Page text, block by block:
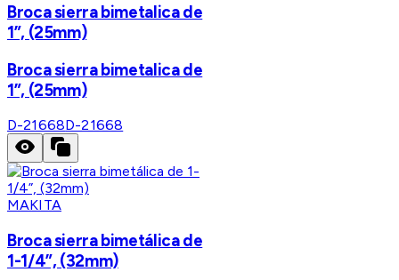
Broca sierra bimetalica de
1”, (25mm)
Broca sierra bimetalica de
1”, (25mm)
D-21668D-21668
MAKITA
Broca sierra bimetálica de
1-1/4”, (32mm)